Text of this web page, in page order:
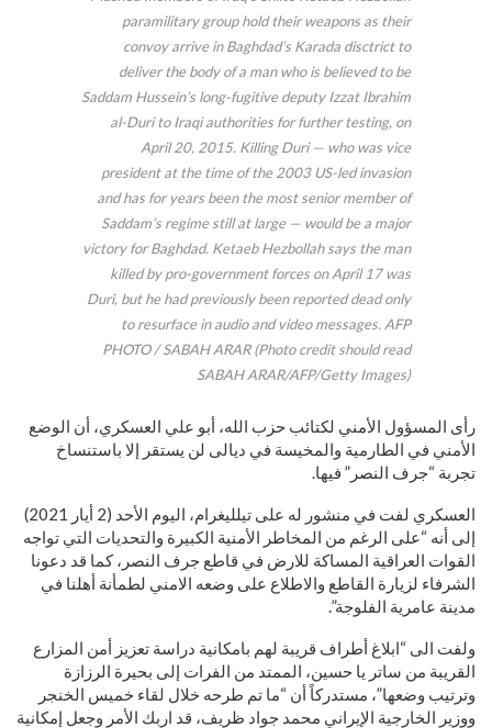
paramilitary group hold their weapons as their
convoy arrive in Baghdad’s Karada disctrict to
deliver the body of a man who is believed to be
Saddam Hussein’s long-fugitive deputy Izzat Ibrahim
al-Duri to Iraqi authorities for further testing, on
April 20, 2015. Killing Duri — who was vice
president at the time of the 2003 US-led invasion
and has for years been the most senior member of
Saddam’s regime still at large — would be a major
victory for Baghdad. Ketaeb Hezbollah says the man
killed by pro-government forces on April 17 was
Duri, but he had previously been reported dead only
to resurface in audio and video messages. AFP
PHOTO / SABAH ARAR (Photo credit should read
SABAH ARAR/AFP/Getty Images)
رأى المسؤول الأمني لكتائب حزب الله، أبو علي العسكري، أن الوضع
الأمني في الطارمية والمخيسة في ديالى لن يستقر إلا باستنساخ
تجربة “جرف النصر” فيها.
العسكري لفت في منشور له على تيلليغرام، اليوم الأحد (2 أيار 2021)
إلى أنه “على الرغم من المخاطر الأمنية الكبيرة والتحديات التي تواجه
القوات العراقية المساكة للارض في قاطع جرف النصر، كما قد دعونا
الشرفاء لزيارة القاطع والاطلاع على وضعه الامني لطمأنة أهلنا في
مدينة عامرية الفلوجة”.
ولفت الى “ابلاغ أطراف قريبة لهم بامكانية دراسة تعزيز أمن المزارع
القريبة من ساتر يا حسين، الممتد من الفرات إلى بحيرة الرزازة
وترتيب وضعها”، مستدركاً أن “ما تم طرحه خلال لقاء خميس الخنجر
ووزير الخارجية الإيراني محمد جواد ظريف، قد اربك الأمر وجعل إمكانية